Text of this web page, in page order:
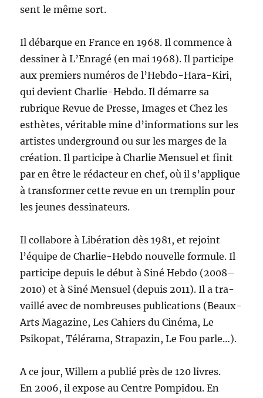
sent le même sort.
Il débar­que en France en 1968. Il com­mence à
dessin­er à L’En­ragé (en mai 1968). Il par­ticipe
aux pre­miers numéros de l’Heb­do-Hara-Kiri,
qui devient Char­lie-Heb­do. Il démarre sa
rubrique Revue de Presse, Images et Chez les
esthètes, véri­ta­ble mine d’in­for­ma­tions sur les
artistes under­ground ou sur les marges de la
créa­tion. Il par­ticipe à Char­lie Men­su­el et finit
par en être le rédac­teur en chef, où il s’ap­plique
à trans­former cette revue en un trem­plin pour
les jeunes dessinateurs.
Il col­la­bore à Libéra­tion dès 1981, et rejoint
l’équipe de Char­lie-Heb­do nou­velle for­mule. Il
par­ticipe depuis le début à Siné Heb­do (2008–
2010) et à Siné Men­su­el (depuis 2011). Il a tra­
vail­lé avec de nom­breuses pub­li­ca­tions (Beaux-
Arts Mag­a­zine, Les Cahiers du Ciné­ma, Le
Psikopat, Téléra­ma, Stra­pazin, Le Fou parle…).
A ce jour, Willem a pub­lié près de 120 livres.
En 2006, il expose au Cen­tre Pom­pi­dou. En